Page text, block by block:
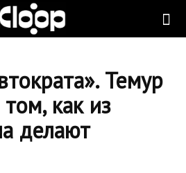
Темур
как из
делают